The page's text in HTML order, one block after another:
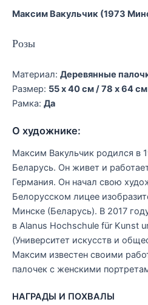
Максим Вакульчик (1973
Розы
Материал: Деревянные
Размер: 55 x 40 см / 78 x 64
Рамка: Да
О художнике:
Максим Вакульчик родился в
Беларусь. Он живет и
Германия. Он начал свою
Белорусском лицее
Минске (Беларусь). В 2017
в Alanus Hochschule für Kunst
(Университет искусств и
Максим известен своими
палочек с женскими
НАГРАДЫ И ПОХВАЛЫ